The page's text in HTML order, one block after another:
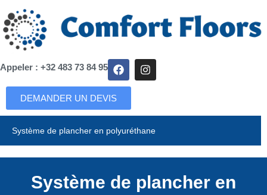
Appeler : +32 483 73 84 95
DEMANDER UN DEVIS
Système de plancher en polyuréthane
Système de plancher en